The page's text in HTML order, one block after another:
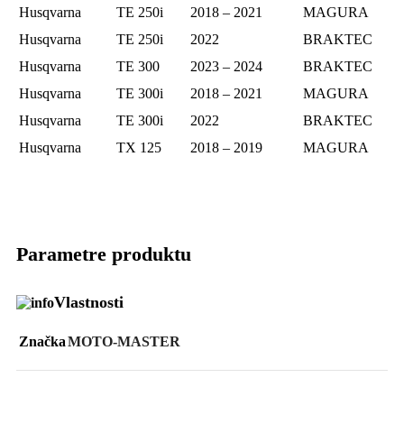
Husqvarna
TE 250i 2018 – 2021
MAGURA
Husqvarna
TE 250i 2022
BRAKTEC
Husqvarna
TE 300 2023 – 2024
BRAKTEC
Husqvarna
TE 300i 2018 – 2021
MAGURA
Husqvarna
TE 300i 2022
BRAKTEC
Husqvarna
TX 125 2018 – 2019 MAGURA
Parametre produktu
Vlastnosti
ZnačkaMOTO-MASTER